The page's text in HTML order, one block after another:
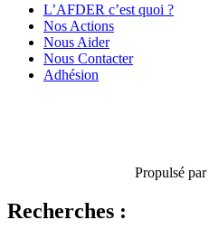
L’AFDER c’est quoi ?
Nos Actions
Nous Aider
Nous Contacter
Adhésion
Propulsé par
Recherches :